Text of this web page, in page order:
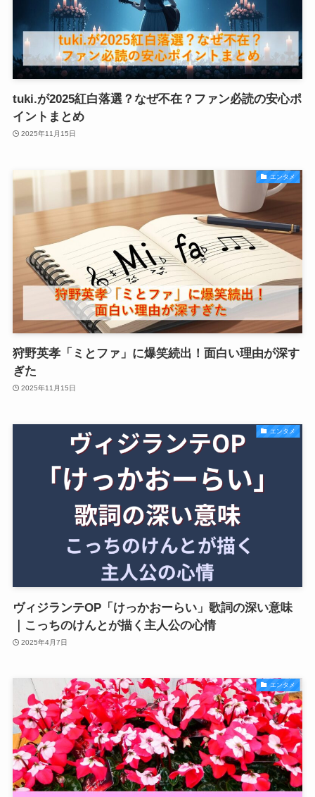
tuki.が2025紅白落選？なぜ不在？ファン必読の安心ポ
イントまとめ
2025年11月15日
エンタメ
狩野英孝「ミとファ」に爆笑続出！面白い理由が深す
ぎた
2025年11月15日
エンタメ
ヴィジランテOP「けっかおーらい」歌詞の深い意味
｜こっちのけんとが描く主人公の心情
2025年4月7日
エンタメ